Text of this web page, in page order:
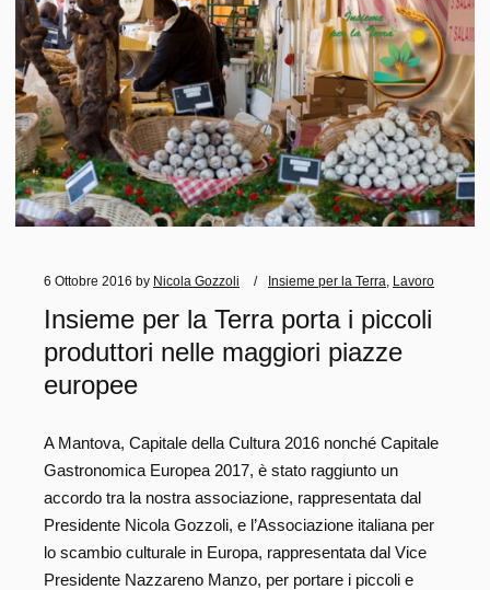
6 Ottobre 2016 by Nicola Gozzoli Insieme per la Terra Lavoro
Insieme per la Terra porta i piccoli
produttori nelle maggiori piazze
europee
A Mantova, Capitale della Cultura 2016 nonché Capitale
Gastronomica Europea 2017, è stato raggiunto un
accordo tra la nostra associazione, rappresentata dal
Presidente Nicola Gozzoli, e l’Associazione italiana per
lo scambio culturale in Europa, rappresentata dal Vice
Presidente Nazzareno Manzo, per portare i piccoli e